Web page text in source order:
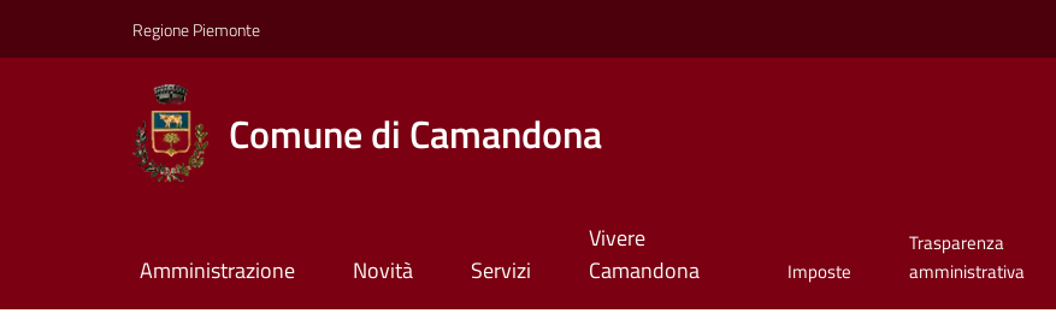
Regione Piemonte
Comune di Camandona
Amministrazione Novità Servizi
Vivere
Camandona
Imposte
Trasparenza
amministrativa